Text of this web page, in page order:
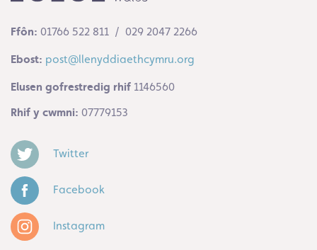
Ffôn: 01766 522 811 / 029 2047 2266
Ebost: post@llenyddiaethcymru.org
Elusen gofrestredig rhif 1146560
Rhif y cwmni: 07779153
Twitter
Facebook
Instagram